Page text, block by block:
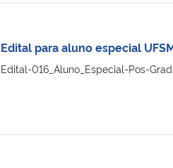
Edital para aluno especial
Edital-016_Aluno_Especial-Pos-